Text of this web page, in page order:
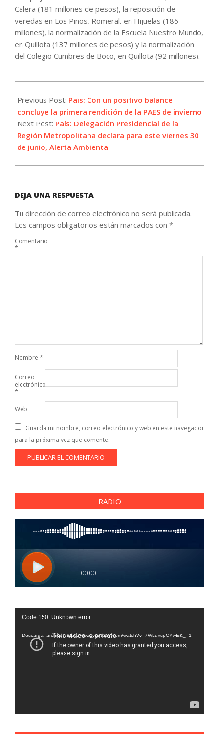
Calera (181 millones de pesos), la reposición de
veredas en Los Pinos, Romeral, en Hijuelas (186
millones), la normalización de la Escuela Nuestro Mundo,
en Quillota (137 millones de pesos) y la normalización
del Colegio Cumbres de Boco, en Quillota (92 millones).
06-
30
Previous Post: País: Con un positivo balance
concluye la primera rendición de la PAES de invierno
Next Post: País: Delegación Presidencial de la
Región Metropolitana declara para este viernes 30
de junio, Alerta Ambiental
DEJA UNA RESPUESTA
Tu dirección de correo electrónico no será publicada.
Los campos obligatorios están marcados con *
Comentario
*
Nombre *
Correo
electrónico
*
Web
Guarda mi nombre, correo electrónico y web en este navegador
para la próxima vez que comente.
RADIO
Reproductor
vídeo
Code 150: Unknown error.
Descargar archivo: https://www.youtube.com/watch?v=7WLuvspCYwE&_=1